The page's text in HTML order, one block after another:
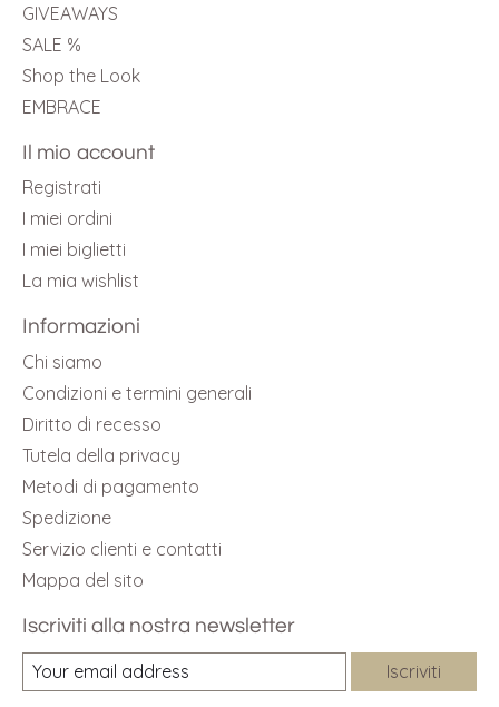
GIVEAWAYS
SALE %
Shop the Look
EMBRACE
Il mio account
Registrati
I miei ordini
I miei biglietti
La mia wishlist
Informazioni
Chi siamo
Condizioni e termini generali
Diritto di recesso
Tutela della privacy
Metodi di pagamento
Spedizione
Servizio clienti e contatti
Mappa del sito
Iscriviti alla nostra newsletter
Iscriviti